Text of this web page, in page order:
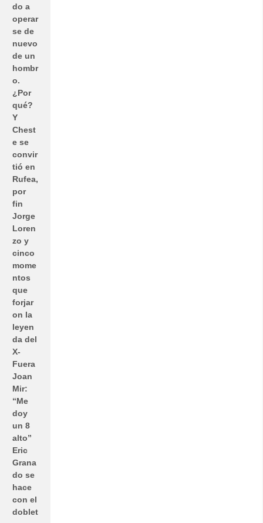
do a
operar
se de
nuevo
de un
hombr
o.
¿Por
qué?
Y
Chest
e se
convir
tió en
Rufea,
por
fin
Jorge
Loren
zo y
cinco
mome
ntos
que
forjar
on la
leyen
da del
X-
Fuera
Joan
Mir:
“Me
doy
un 8
alto”
Eric
Grana
do se
hace
con el
doblet